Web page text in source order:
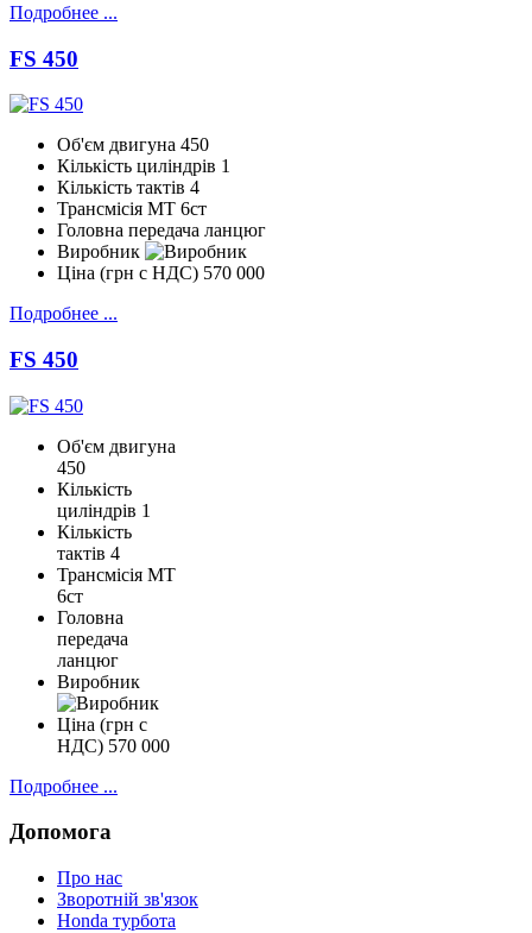
Подробнее ...
FS 450
Об'єм двигуна 450
Кількість циліндрів 1
Кількість тактів 4
Трансмісія МТ 6ст
Головна передача ланцюг
Виробник
Ціна (грн с НДС) 570 000
Подробнее ...
FS 450
Об'єм двигуна
450
Кількість
циліндрів 1
Кількість
тактів 4
Трансмісія МТ
6ст
Головна
передача
ланцюг
Виробник
Ціна (грн с
НДС) 570 000
Подробнее ...
Допомога
Про нас
Зворотній зв'язок
Honda турбота